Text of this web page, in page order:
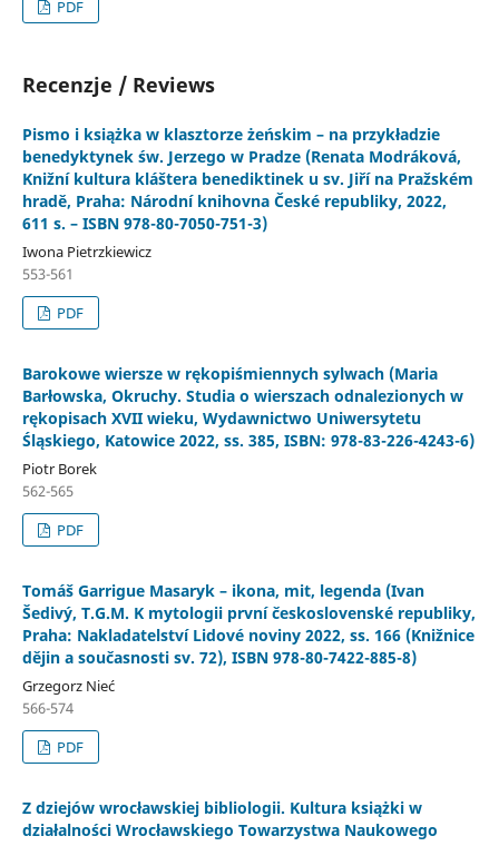
PDF
Recenzje / Reviews
Pismo i książka w klasztorze żeńskim – na przykładzie
benedyktynek św. Jerzego w Pradze (Renata Modráková,
Knižní kultura kláštera benediktinek u sv. Jiří na Pražském
hradě, Praha: Národní knihovna České republiky, 2022,
611 s. – ISBN 978-80-7050-751-3)
Iwona Pietrzkiewicz
553-561
PDF
Barokowe wiersze w rękopiśmiennych sylwach (Maria
Barłowska, Okruchy. Studia o wierszach odnalezionych w
rękopisach XVII wieku, Wydawnictwo Uniwersytetu
Śląskiego, Katowice 2022, ss. 385, ISBN: 978-83-226-4243-6)
Piotr Borek
562-565
PDF
Tomáš Garrigue Masaryk – ikona, mit, legenda (Ivan
Šedivý, T.G.M. K mytologii první československé republiky,
Praha: Nakladatelství Lidové noviny 2022, ss. 166 (Knižnice
dějin a současnosti sv. 72), ISBN 978-80-7422-885-8)
Grzegorz Nieć
566-574
PDF
Z dziejów wrocławskiej bibliologii. Kultura książki w
działalności Wrocławskiego Towarzystwa Naukowego